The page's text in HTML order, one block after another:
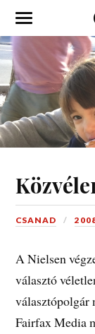
CSANAD
A Nielsen
választó
választópolgár
Fairfax Media